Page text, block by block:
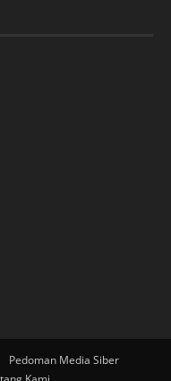
Pedoman Media Siber